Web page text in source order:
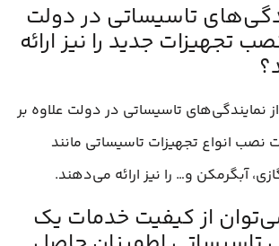
تاسیساتی در دولت
تجهیزات جدید را نیز ارائه
نمایندگی‌های تاسیساتی در دولت علاوه بر
نصب انواع تجهیزات تاسیساتی مانند
آبگرمکن و… را نیز ارائه می‌دهند.
از کیفیت خدمات یک